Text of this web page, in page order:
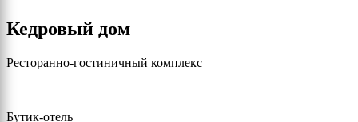
Кедровый дом
Ресторанно-гостиничный комплекс
Бутик-отель